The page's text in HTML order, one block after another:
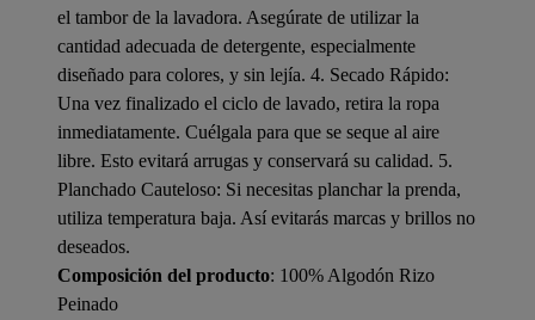
el tambor de la lavadora. Asegúrate de utilizar la
cantidad adecuada de detergente, especialmente
diseñado para colores, y sin lejía. 4. Secado Rápido:
Una vez finalizado el ciclo de lavado, retira la ropa
inmediatamente. Cuélgala para que se seque al aire
libre. Esto evitará arrugas y conservará su calidad. 5.
Planchado Cauteloso: Si necesitas planchar la prenda,
utiliza temperatura baja. Así evitarás marcas y brillos no
deseados.
Composición del producto: 100% Algodón Rizo
Peinado